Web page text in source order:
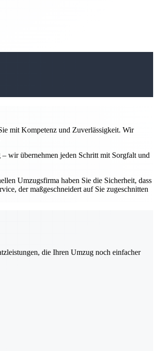
mit Kompetenz und Zuverlässigkeit. Wir
wir übernehmen jeden Schritt mit Sorgfalt und
Umzugsfirma haben Sie die Sicherheit, dass
der maßgeschneidert auf Sie zugeschnitten
die Ihren Umzug noch einfacher